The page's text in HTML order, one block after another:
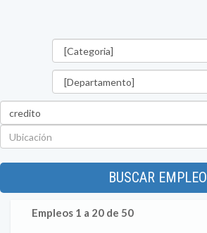
BUSCAR EMPLEO
Empleos 1 a 20 de 50